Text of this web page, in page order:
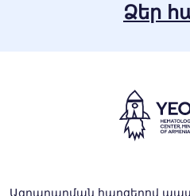
Ձեր
Ազդարարման հարցերով